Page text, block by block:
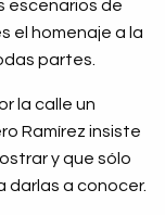
escenarios de
el homenaje a la
partes.
la calle un
Ramírez insiste
y que sólo
darlas a conocer.